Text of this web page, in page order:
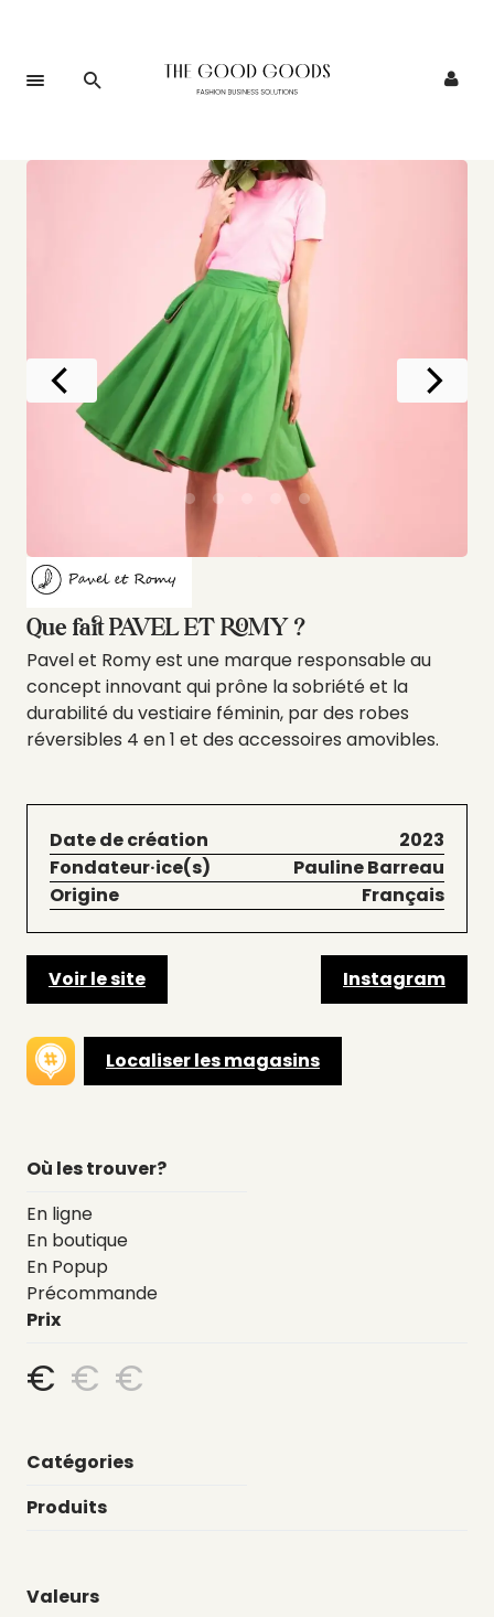
Que fait PAVEL ET ROMY ?
Pavel et Romy est une marque responsable au
concept innovant qui prône la sobriété et la
durabilité du vestiaire féminin, par des robes
réversibles 4 en 1 et des accessoires amovibles.
Date de création
2023
Fondateur·ice(s)
Pauline Barreau
Origine
Français
Voir le site Instagram
Localiser les magasins
Où les trouver?
En ligne
En boutique
En Popup
Précommande
Prix
€ € €
Catégories
Produits
Valeurs